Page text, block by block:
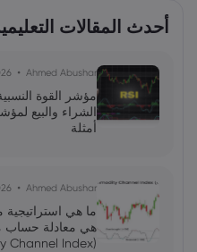
أحدث المقالات
Ahmed Abushar
16:00
أمثلة
Ahmed Abushar
16:00
هي معادلة حساب
(Commodity Channel Index)؟